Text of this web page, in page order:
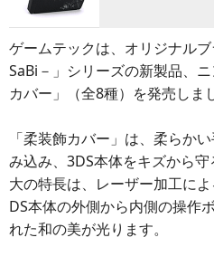
ゲームテックは、オリジナル
SaBi－」シリーズの新製品、
カバー」（全8種）を発売しま
「柔装飾カバー」は、柔らか
み込み、3DS本体をキズから
大の特長は、レーザー加工に
DS本体の外側から内側の操作
れた和の美が光ります。